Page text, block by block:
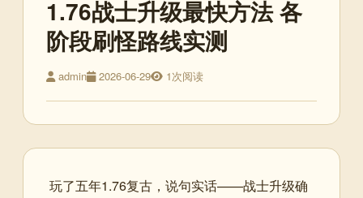
1.76战士升级最快方法 各
阶段刷怪路线实测
admin 2026-06-29 1次阅读
玩了五年1.76复古，说句实话——战士升级确